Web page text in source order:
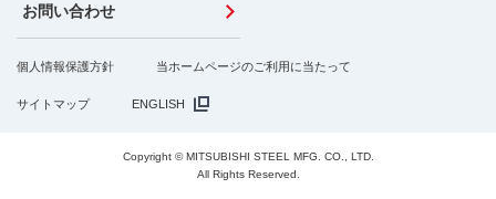
お問い合わせ
個人情報保護方針 当ホームページのご利用に当たって
サイトマップ ENGLISH
Copyright © MITSUBISHI STEEL MFG. CO., LTD.
All Rights Reserved.